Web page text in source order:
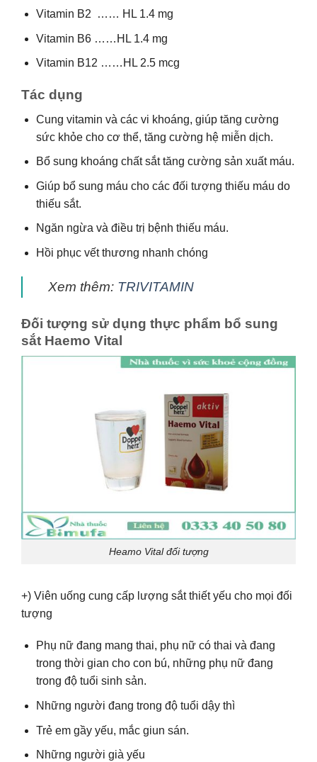
Vitamin B2 …… HL 1.4 mg
Vitamin B6 ……HL 1.4 mg
Vitamin B12 ……HL 2.5 mcg
Tác dụng
Cung vitamin và các vi khoáng, giúp tăng cường
sức khỏe cho cơ thể, tăng cường hệ miễn dịch.
Bổ sung khoáng chất sắt tăng cường sản xuất máu.
Giúp bổ sung máu cho các đối tượng thiếu máu do
thiếu sắt.
Ngăn ngừa và điều trị bệnh thiếu máu.
Hồi phục vết thương nhanh chóng
Xem thêm: TRIVITAMIN
Đối tượng sử dụng thực phẩm bổ sung
sắt Haemo Vital
Heamo Vital đối tượng
+) Viên uống cung cấp lượng sắt thiết yếu cho mọi đối
tượng
Phụ nữ đang mang thai, phụ nữ có thai và đang
trong thời gian cho con bú, những phụ nữ đang
trong độ tuổi sinh sản.
Những người đang trong độ tuổi dậy thì
Trẻ em gầy yếu, mắc giun sán.
Những người già yếu